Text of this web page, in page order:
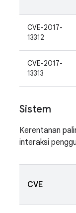
CVE-2017-
13312
CVE-2017-
13313
Sistem
Kerentanan
interaksi
CVE